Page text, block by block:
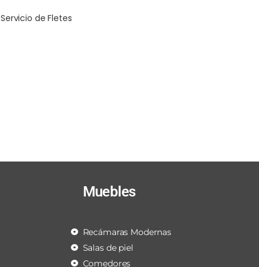
Servicio de Fletes
Muebles
Recámaras Modernas
Salas de piel
Comedores